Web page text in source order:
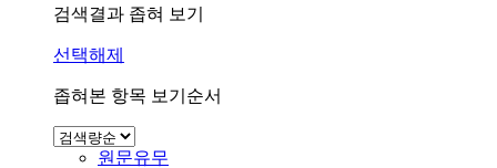
검색결과 좁혀 보기
선택해제
좁혀본 항목 보기순서
원문유무